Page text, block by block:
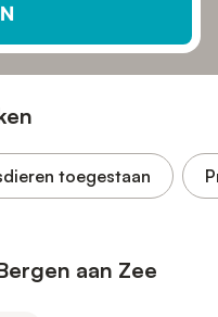
toegestaan
aan Zee